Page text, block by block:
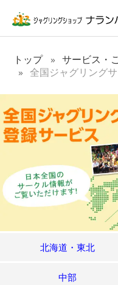
トップ
サービス・
全国ジャグリング
北海道・東北
中部